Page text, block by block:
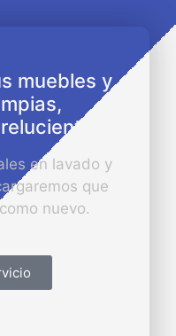
muebles y
en lavado y
que
nuevo.